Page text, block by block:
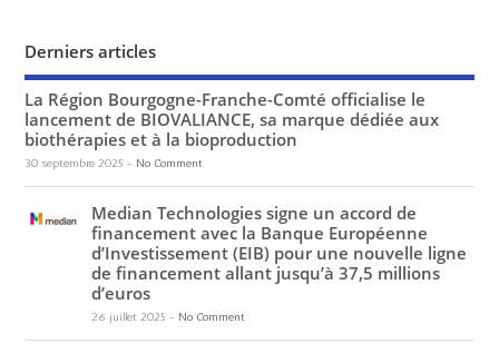
Derniers articles
La Région Bourgogne-Franche-Comté officialise le
lancement de BIOVALIANCE, sa marque dédiée aux
biothérapies et à la bioproduction
30 septembre 2025- No Comment
Median Technologies signe un accord de
financement avec la Banque Européenne
d’Investissement (EIB) pour une nouvelle ligne
de financement allant jusqu’à 37,5 millions
d’euros
26 juillet 2025- No Comment